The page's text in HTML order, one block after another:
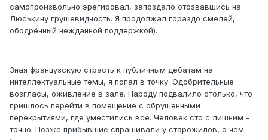
самопроизвольно эрегировал, запоздало отозвавшись на
Люськину грушевидность. Я продолжал гораздо смелей,
ободрённый нежданной поддержкой).
Зная французскую страсть к публичным дебатам на
интеллектуальные темы, я попал в точку. Одобрительные
возгласы, оживление в зале. Народу подвалило столько, что
пришлось перейти в помещение с обрушенными
перекрытиями, где уместились все. Человек сто с лишним -
точно. Позже прибывшие спрашивали у старожилов, о чём